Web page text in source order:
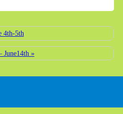
4th-5th
June14th »